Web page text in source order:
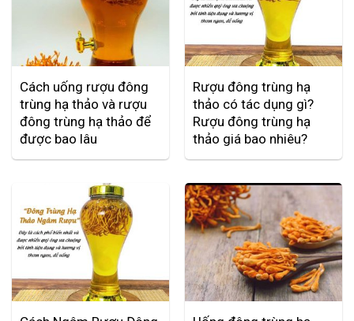
Cách uống rượu đông
trùng hạ thảo và rượu
đông trùng hạ thảo để
được bao lâu
Rượu đông trùng hạ
thảo có tác dụng gì?
Rượu đông trùng hạ
thảo giá bao nhiêu?